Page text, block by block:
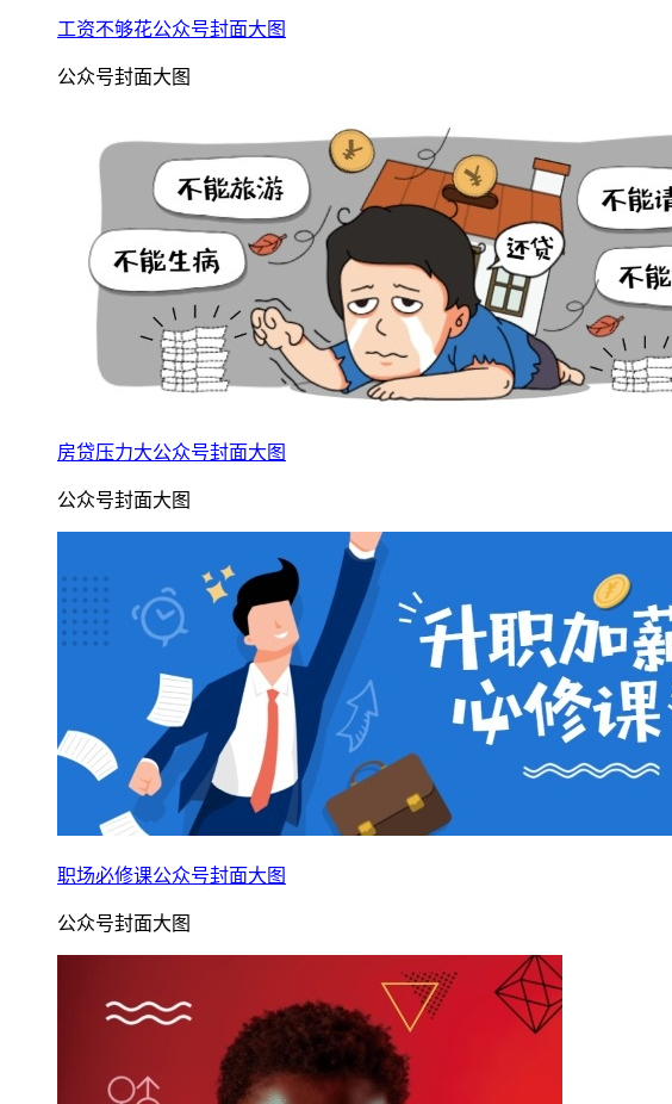
工资不够花公众号封面大图
公众号封面大图
房贷压力大公众号封面大图
公众号封面大图
职场必修课公众号封面大图
公众号封面大图